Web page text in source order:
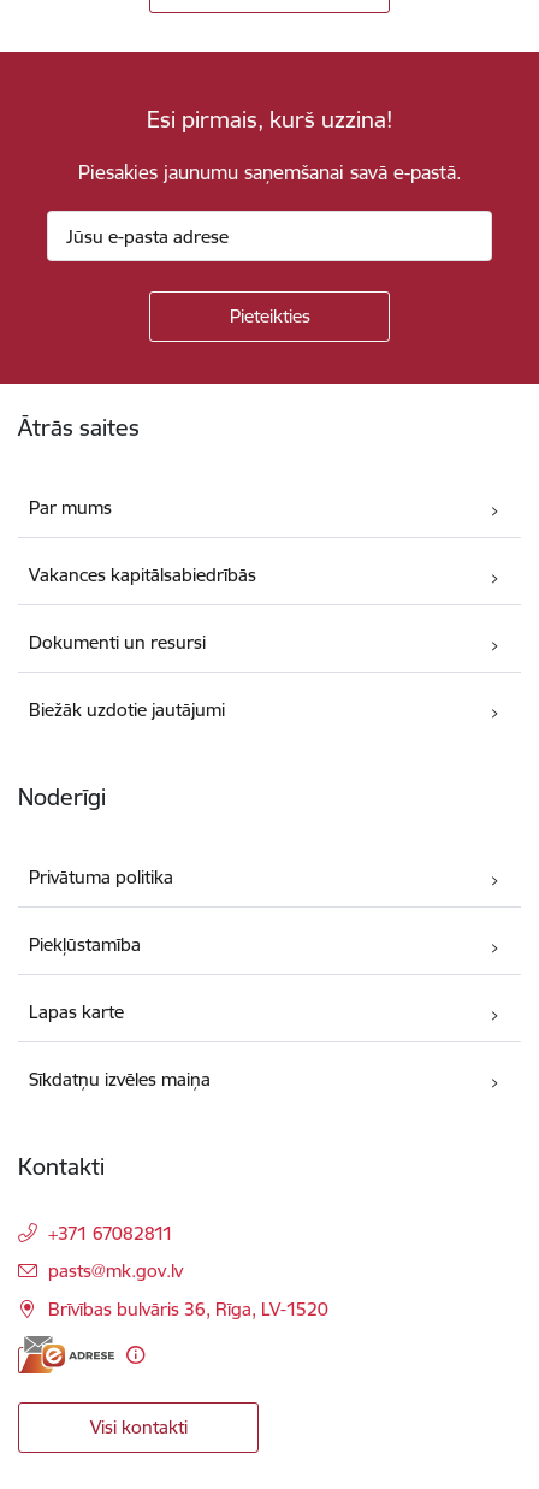
Esi pirmais, kurš uzzina!
Piesakies jaunumu saņemšanai savā e-pastā.
Ātrās saites
Par mums
Vakances kapitālsabiedrībās
Dokumenti un resursi
Biežāk uzdotie jautājumi
Noderīgi
Privātuma politika
Piekļūstamība
Lapas karte
Sīkdatņu izvēles maiņa
Kontakti
+371 67082811
E-pasts:
pasts@mk.gov.lv
Brīvības bulvāris 36, Rīga, LV-1520
Visi kontakti